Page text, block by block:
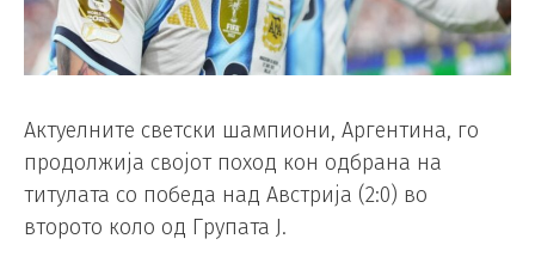
Актуелните светски шампиони, Аргентина, го
продолжија својот поход кон одбрана на
титулата со победа над Австрија (2:0) во
второто коло од Групата Ј.